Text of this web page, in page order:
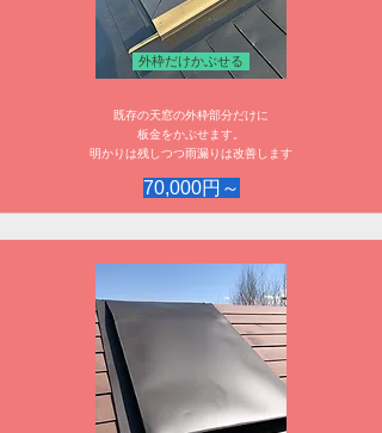
外枠だけかぶせる
既存の天窓の外枠部分だけに
板金をかぶせます。
明かりは残しつつ雨漏りは改善します
70,000円～